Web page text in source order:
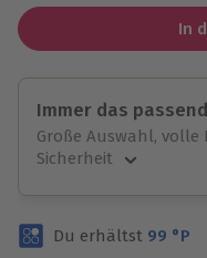
In
Immer das
Große Auswahl,
Sicherheit
Volle Flexibilität
Du erhältst 99 °P